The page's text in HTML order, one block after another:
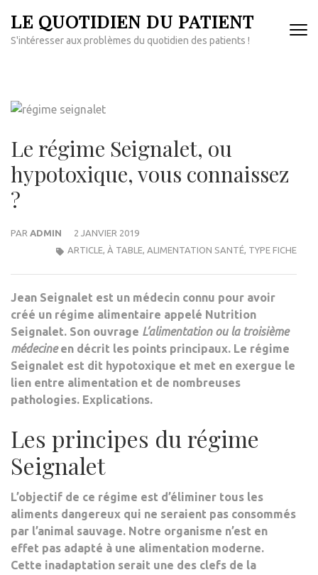
au
contenu
LE QUOTIDIEN DU PATIENT
S'intéresser aux problèmes du quotidien des patients !
Le régime Seignalet, ou
hypotoxique, vous connaissez
?
PAR ADMIN
2 JANVIER 2019
ARTICLE, À TABLE, ALIMENTATION SANTÉ, TYPE FICHE
Jean Seignalet est un médecin connu pour avoir
créé un régime alimentaire appelé Nutrition
Seignalet. Son ouvrage L’alimentation ou la troisième
médecineen décrit les points principaux. Le régime
Seignalet est dit hypotoxique et met en exergue le
lien entre alimentation et de nombreuses
pathologies. Explications.
Les principes du régime
Seignalet
L’objectif de ce régime est d’éliminer tous les
aliments dangereux qui ne seraient pas consommés
par l’animal sauvage. Notre organisme n’est en
effet pas adapté à une alimentation moderne.
Cette inadaptation serait une des clefs de la